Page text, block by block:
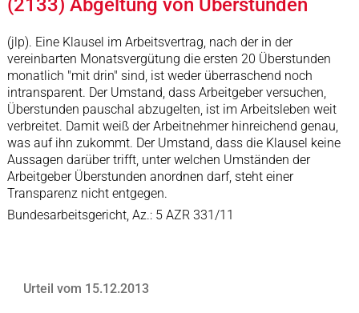
(2133) Abgeltung von Überstunden
(jlp). Eine Klausel im Arbeitsvertrag, nach der in der
vereinbarten Monatsvergütung die ersten 20 Überstunden
monatlich "mit drin" sind, ist weder überraschend noch
intransparent. Der Umstand, dass Arbeitgeber versuchen,
Überstunden pauschal abzugelten, ist im Arbeitsleben weit
verbreitet. Damit weiß der Arbeitnehmer hinreichend genau,
was auf ihn zukommt. Der Umstand, dass die Klausel keine
Aussagen darüber trifft, unter welchen Umständen der
Arbeitgeber Überstunden anordnen darf, steht einer
Transparenz nicht entgegen.
Bundesarbeitsgericht, Az.: 5 AZR 331/11
Urteil vom 15.12.2013